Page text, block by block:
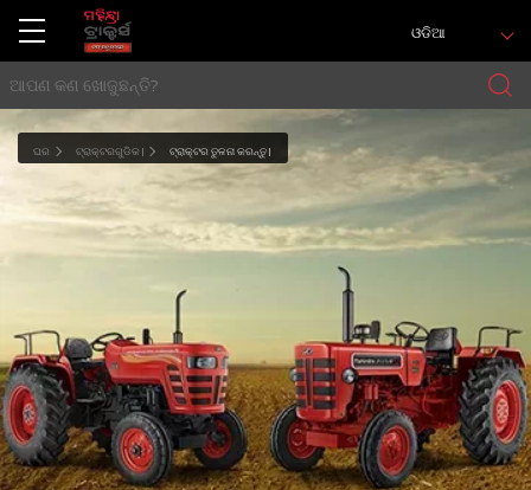
ଓଡିଆ
ଘର ଟ୍ରାକ୍ଟରଗୁଡିକ | ଟ୍ରାକ୍ଟର ତୁଳନା କରନ୍ତୁ |